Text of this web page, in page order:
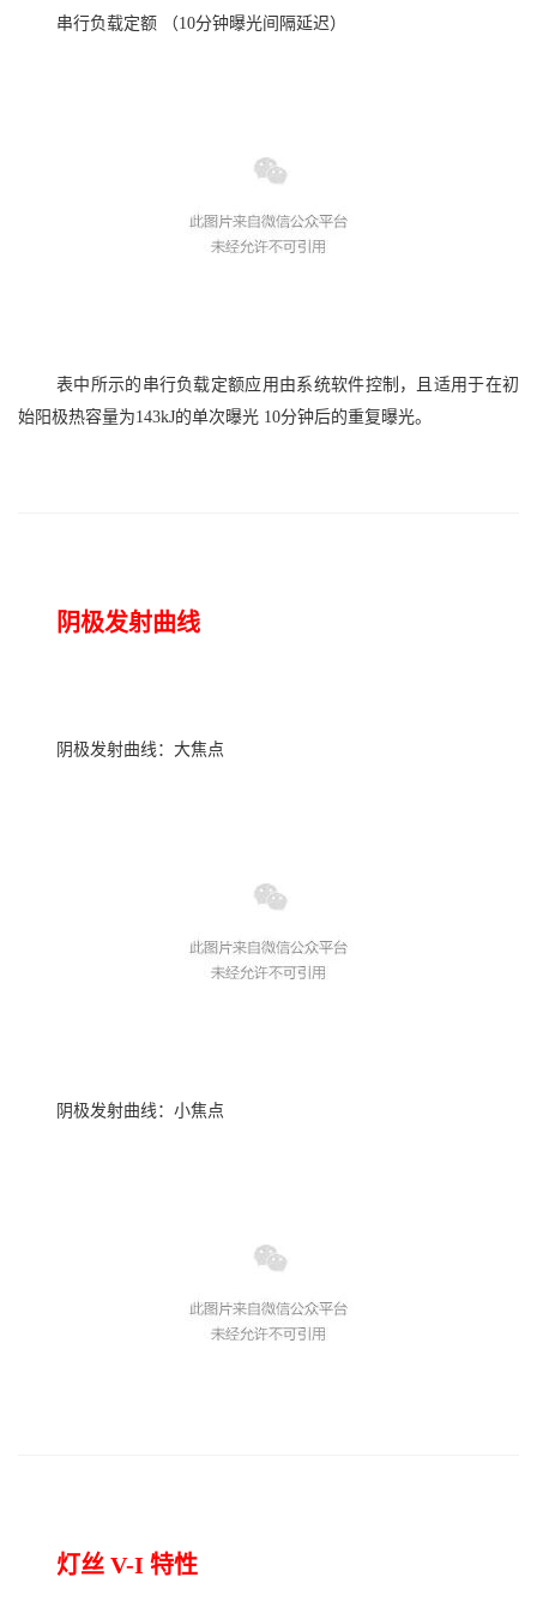
串行负载定额 （10分钟曝光间隔延迟）
表中 所示的串行负载定额应用由系统软件控制，且适用于在初
始阳极热容量为143kJ的单次曝光 10分钟后的重复曝光。
阴极发射曲线
阴极发射曲线：大焦点
阴极发射曲线：小焦点
灯丝 V-I 特性